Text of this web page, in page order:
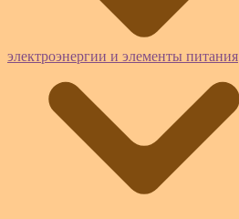
электроэнергии и элементы питания